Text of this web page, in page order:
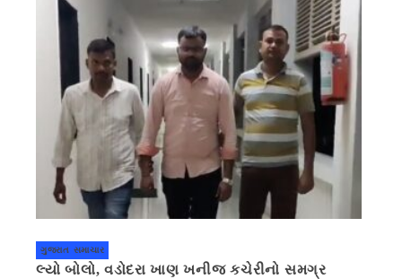
ગુજરાત સમાચાર
લ્યો બોલો, વડોદરા ખાણ ખનીજ કચેરીનો સમગ્ર